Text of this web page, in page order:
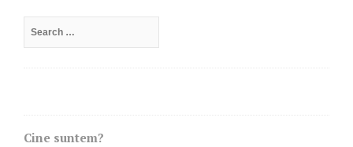
for:
Cine suntem?